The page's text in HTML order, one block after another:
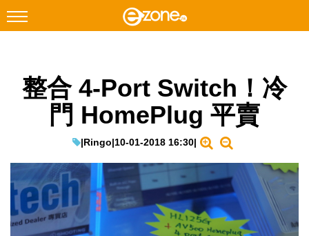
Facebook Instagram
遊戲動漫
教學評測
EduTech
整合 4-Port Switch！冷
門 HomePlug 平賣
|Ringo|10-01-2018 16:30|